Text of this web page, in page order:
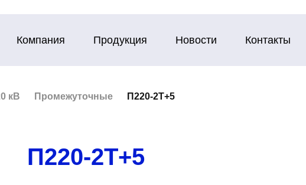
Компания Продукция Новости Контакты
кВ Промежуточные П220-2Т+5
П220-2Т+5